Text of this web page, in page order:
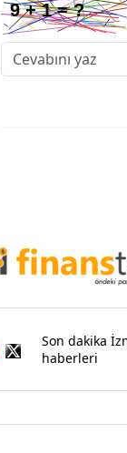
Son dakika
haberleri